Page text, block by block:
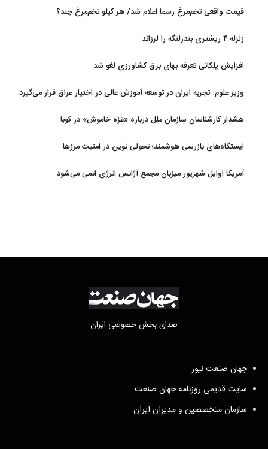
قیمت واقعی تخم‌مرغ رسما اعلام شد/ هر کیلو تخم‌مرغ چند؟
زلزله ۴ ریشتری بندرلنگه را لرزاند
افزایش پلکانی تعرفه بهای برق کشاورزی لغو شد
وزیر علوم: تجربه ایران در توسعه آموزش عالی در اختیار عراق قرار می‌گیرد
هشدار کارشناسان سازمان ملل درباره «غزه‌ خاموش» در کوبا
ایستگاه‌های بازرسی هوشمند؛ تحولی نوین در امنیت مرزها
آمریکا اوایل شهریور میزبان مجمع آژانس انرژی اتمی می‌شود
صدای بخش خصوصی ایران
جهان صنعت نیوز
سایت قدیمی روزنامه جهان صنعت
سازمان متخصصین و مدیران ایران